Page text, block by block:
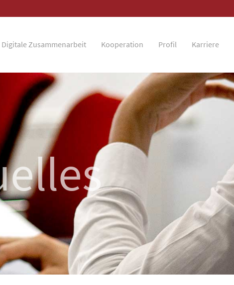
Digitale Zusammenarbeit Kooperation Profil Karriere